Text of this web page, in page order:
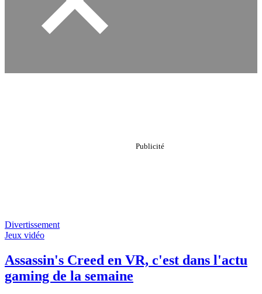
Divertissement
Jeux vidéo
Assassin's Creed en VR, c'est dans l'actu
gaming de la semaine